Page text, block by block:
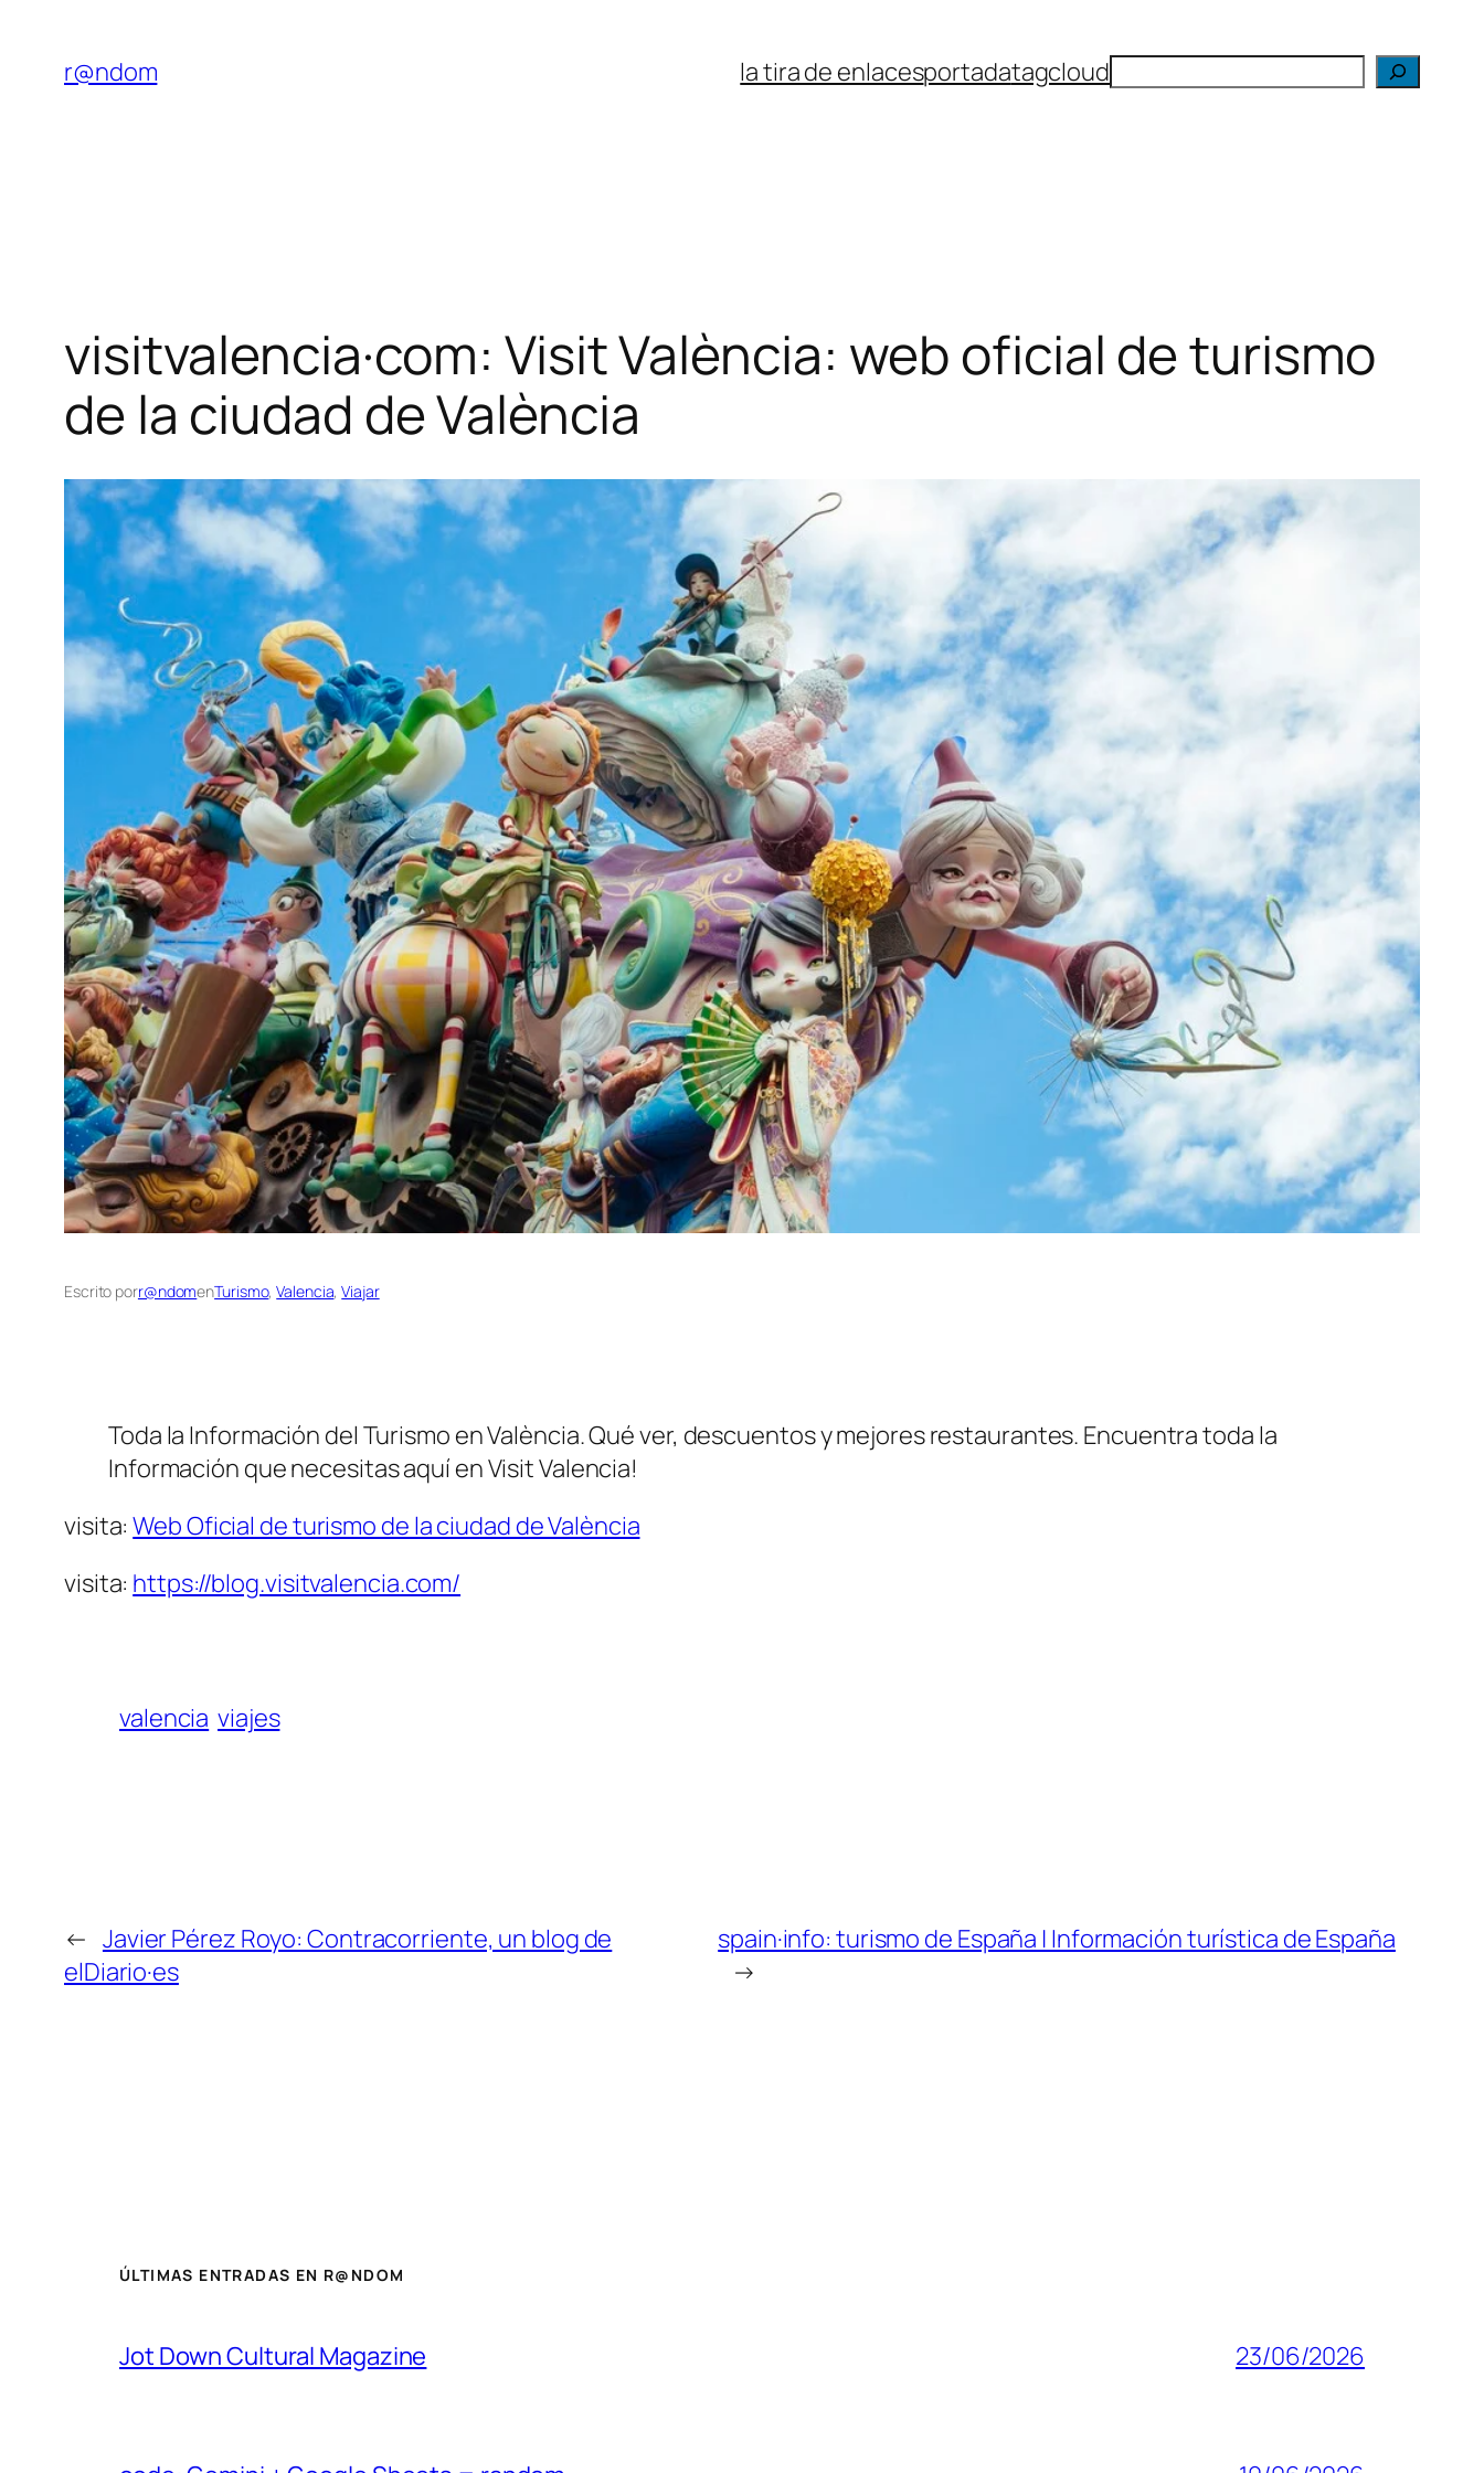
contenido
r@ndom la tira de enlacesportadatagcloud
visitvalencia·com: Visit València: web oficial de turismo
de la ciudad de València
Escrito porr@ndomenTurismo, Valencia, Viajar
Toda la Información del Turismo en València. Qué ver, descuentos y mejores restaurantes. Encuentra toda la
Información que necesitas aquí en Visit Valencia!
visita:Web Oficial de turismo de la ciudad de València
visita: https://blog.visitvalencia.com/
valencia viajes
← Javier Pérez Royo: Contracorriente, un blog de
elDiario·es
spain·info: turismo de España | Información turística de España
→
ÚLTIMAS ENTRADAS EN R@NDOM
Jot Down Cultural Magazine 23/06/2026